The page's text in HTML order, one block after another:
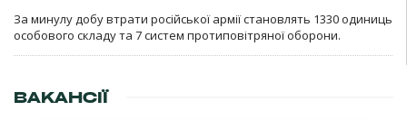
За минулу добу втрати російської армії становлять 1330 одиниць
особового складу та 7 систем протиповітряної оборони.
ВАКАНСІЇ